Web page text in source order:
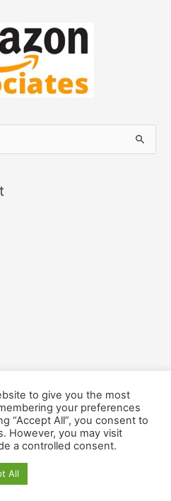
to give you the most
your preferences
“Accept All”, you consent to
However, you may visit
a controlled consent.
All